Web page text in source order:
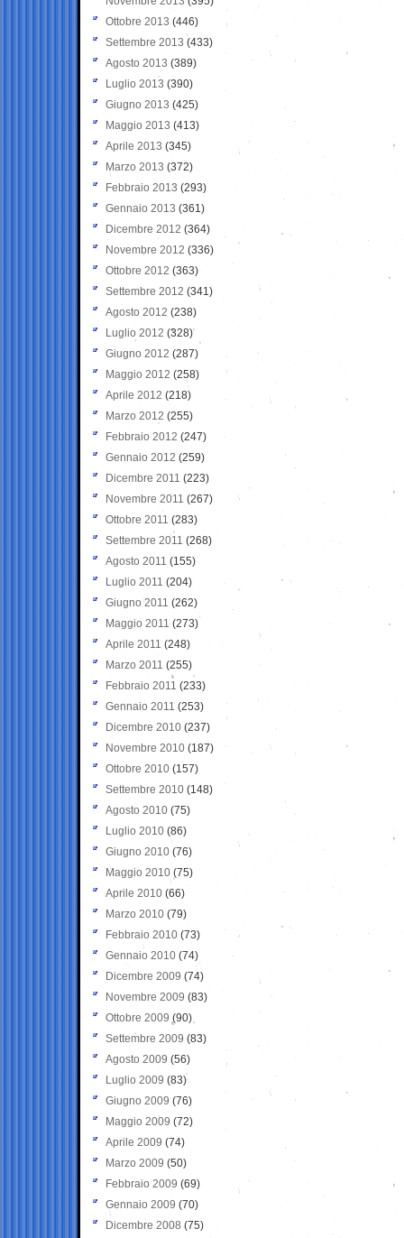
Ottobre 2013 (446)
Settembre 2013 (433)
Agosto 2013 (389)
Luglio 2013 (390)
Giugno 2013 (425)
Maggio 2013 (413)
Aprile 2013 (345)
Marzo 2013 (372)
Febbraio 2013 (293)
Gennaio 2013 (361)
Dicembre 2012 (364)
Novembre 2012 (336)
Ottobre 2012 (363)
Settembre 2012 (341)
Agosto 2012 (238)
Luglio 2012 (328)
Giugno 2012 (287)
Maggio 2012 (258)
Aprile 2012 (218)
Marzo 2012 (255)
Febbraio 2012 (247)
Gennaio 2012 (259)
Dicembre 2011 (223)
Novembre 2011 (267)
Ottobre 2011 (283)
Settembre 2011 (268)
Agosto 2011 (155)
Luglio 2011 (204)
Giugno 2011 (262)
Maggio 2011 (273)
Aprile 2011 (248)
Marzo 2011 (255)
Febbraio 2011 (233)
Gennaio 2011 (253)
Dicembre 2010 (237)
Novembre 2010 (187)
Ottobre 2010 (157)
Settembre 2010 (148)
Agosto 2010 (75)
Luglio 2010 (86)
Giugno 2010 (76)
Maggio 2010 (75)
Aprile 2010 (66)
Marzo 2010 (79)
Febbraio 2010 (73)
Gennaio 2010 (74)
Dicembre 2009 (74)
Novembre 2009 (83)
Ottobre 2009 (90)
Settembre 2009 (83)
Agosto 2009 (56)
Luglio 2009 (83)
Giugno 2009 (76)
Maggio 2009 (72)
Aprile 2009 (74)
Marzo 2009 (50)
Febbraio 2009 (69)
Gennaio 2009 (70)
Dicembre 2008 (75)